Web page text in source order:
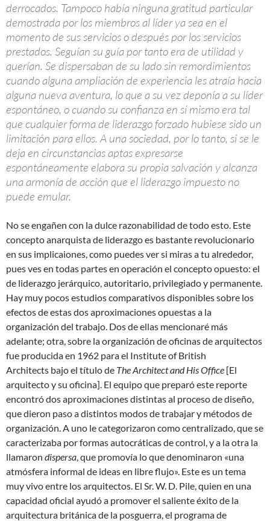
derrocados. Tampoco había ninguna gratitud particular
demostrada por los miembros al líder ya sea en el
momento de sus servicios o después por los servicios
prestados. Seguían su guía por tanto era de utilidad y
querían. Se dispersaban de su lado sin remordimientos
cuando alguna ampliación de experiencia les atraía hacia
alguna nueva aventura, lo que a su vez deponía a su líder
espontáneo, o cuando su confianza en sí mismo era tal
que cualquier forma de liderazgo forzado hubiese sido un
limitación para ellos. A una sociedad, por lo tanto, si se le
deja en circunstancias aptas expresarse
espontáneamente elabora su propia salvación y alcanza
una armonía de acción que el liderazgo impuesto no
puede emular.
No se engañen con la dulce razonabilidad de todo esto. Este
concepto anarquista de liderazgo es bastante revolucionario
en sus implicaiones, como puedes ver si miras a tu alrededor,
pues ves en todas partes en operación el concepto opuesto: el
de liderazgo jerárquico, autoritario, privilegiado y permanente.
Hay muy pocos estudios comparativos disponibles sobre los
efectos de estas dos aproximaciones opuestas a la
organización del trabajo. Dos de ellas mencionaré más
adelante; otra, sobre la organización de oficinas de arquitectos
fue producida en 1962 para el Institute of British
Architects bajo el título de The Architect and His Office [El
arquitecto y su oficina]. El equipo que preparó este reporte
encontró dos aproximaciones distintas al proceso de diseño,
que dieron paso a distintos modos de trabajar y métodos de
organización. A uno le categorizaron como centralizado, que se
caracterizaba por formas autocráticas de control, y a la otra la
llamaron dispersa, que promovía lo que denominaron «una
atmósfera informal de ideas en libre flujo». Este es un tema
muy vivo entre los arquitectos. El Sr. W. D. Pile, quien en una
capacidad oficial ayudó a promover el saliente éxito de la
arquitectura británica de la posguerra, el programa de